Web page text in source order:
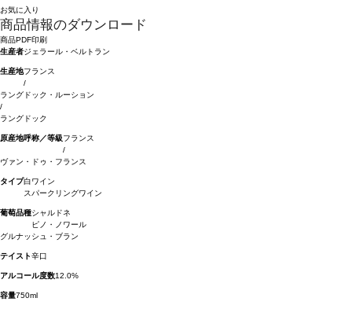
お気に入り
商品情報のダウンロード
商品PDF印刷
生産者ジェラール・ベルトラン
生産地フランス
/
ラングドック・ルーション
/
ラングドック
原産地呼称／等級フランス
/
ヴァン・ドゥ・フランス
タイプ白ワイン
スパークリングワイン
葡萄品種シャルドネ
ピノ・ノワール
グルナッシュ・ブラン
テイスト辛口
アルコール度数12.0%
容量750ml